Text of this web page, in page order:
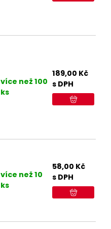
více než 100
ks
189,00 Kč
s DPH
více než 10
ks
58,00 Kč
s DPH